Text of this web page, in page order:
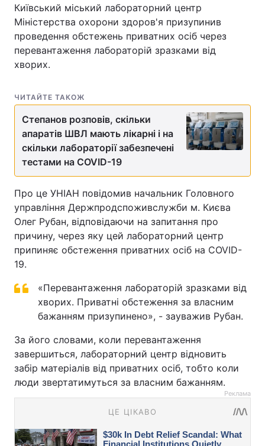
Київський міський лабораторний центр
Міністерства охорони здоров'я призупинив
проведення обстежень приватних осіб через
перевантаження лабораторій зразками від
хворих.
ЧИТАЙТЕ ТАКОЖ
Степанов розповів, скільки
апаратів ШВЛ мають лікарні і на
скільки лабораторії забезпечені
тестами на COVID-19
Про це УНІАН повідомив начальник Головного
управління Держпродспоживслужби м. Києва
Олег Рубан, відповідаючи на запитання про
причину, через яку цей лабораторний центр
припиняє обстеження приватних осіб на COVID-
19.
«Перевантаження лабораторій зразками від
хворих. Приватні обстеження за власним
бажанням призупинено», - зауважив Рубан.
За його словами, коли перевантаження
завершиться, лабораторний центр відновить
забір матеріалів від приватних осіб, тобто коли
люди звертатимуться за власним бажанням.
Реклама